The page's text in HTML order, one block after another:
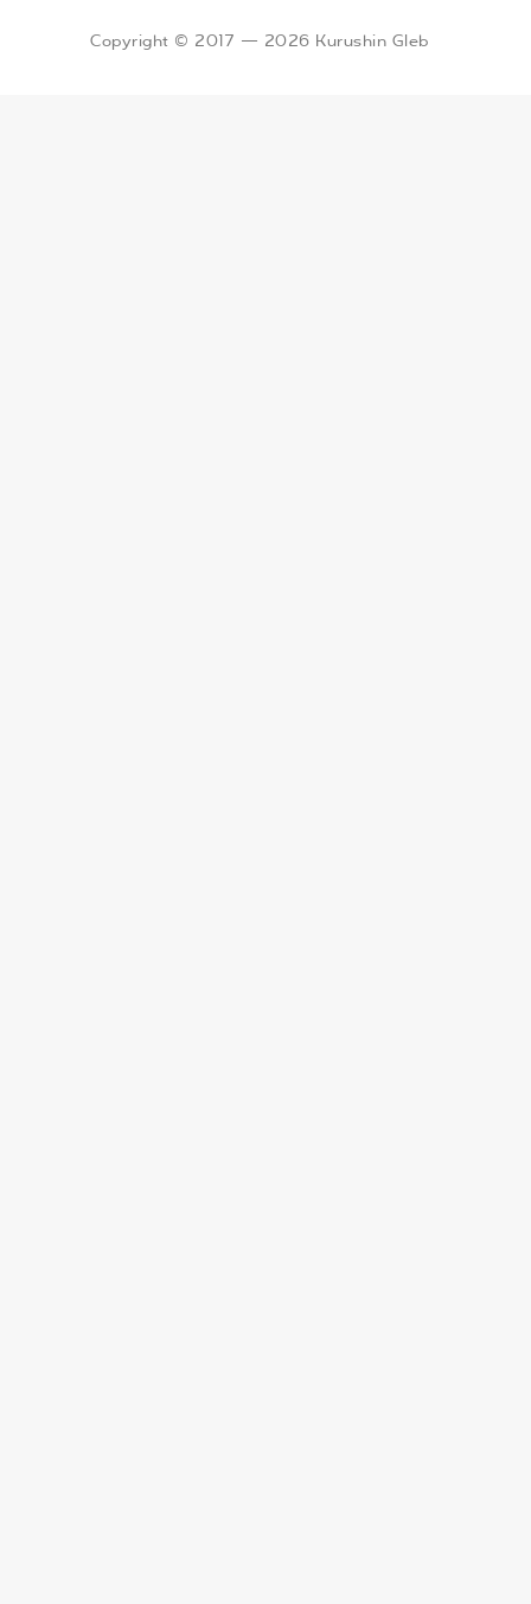
Copyright © 2017 — 2026 Kurushin Gleb